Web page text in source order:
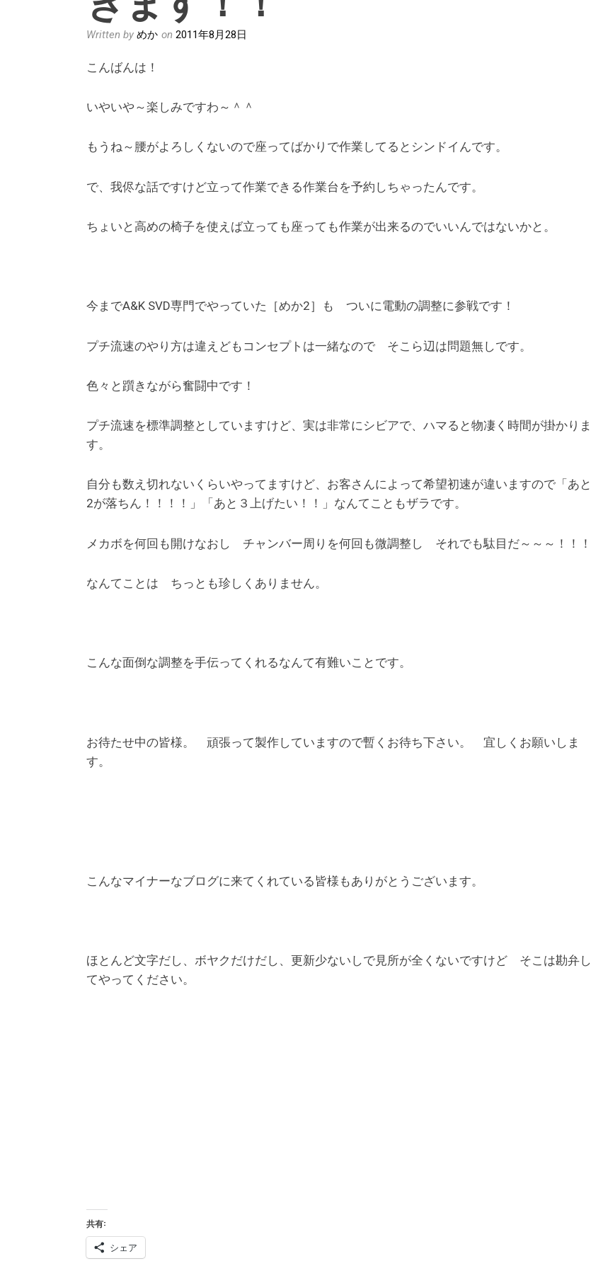
Written by めか on 2011年8月28日
こんばんは！
いやいや～楽しみですわ～＾＾
もうね～腰がよろしくないので座ってばかりで作業してるとシンドイんです。
で、我侭な話ですけど立って作業できる作業台を予約しちゃったんです。
ちょいと高めの椅子を使えば立っても座っても作業が出来るのでいいんではないかと。
今までA&K SVD専門でやっていた［めか2］も ついに電動の調整に参戦です！
プチ流速のやり方は違えどもコンセプトは一緒なので そこら辺は問題無しです。
色々と躓きながら奮闘中です！
プチ流速を標準調整としていますけど、実は非常にシビアで、ハマると物凄く時間が掛かりま
す。
自分も数え切れないくらいやってますけど、お客さんによって希望初速が違いますので「あと
2が落ちん！！！！」「あと３上げたい！！」なんてこともザラです。
メカボを何回も開けなおし チャンバー周りを何回も微調整し それでも駄目だ～～～！！！
なんてことは ちっとも珍しくありません。
こんな面倒な調整を手伝ってくれるなんて有難いことです。
お待たせ中の皆様。 頑張って製作していますので暫くお待ち下さい。 宜しくお願いしま
す。
こんなマイナーなブログに来てくれている皆様もありがとうございます。
ほとんど文字だし、ボヤクだけだし、更新少ないしで見所が全くないですけど そこは勘弁し
てやってください。
共有:
シェア